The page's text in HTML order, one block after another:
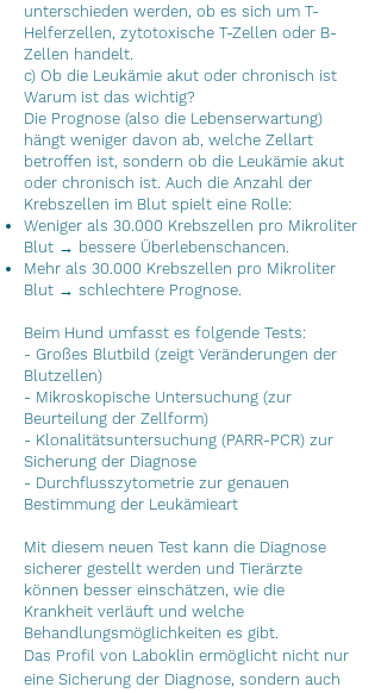
unterschieden werden, ob es sich um T-
Helferzellen, zytotoxische T-Zellen oder B-
Zellen handelt.
c) Ob die Leukämie akut oder chronisch ist
Warum ist das wichtig?
Die Prognose (also die Lebenserwartung)
hängt weniger davon ab, welche Zellart
betroffen ist, sondern ob die Leukämie akut
oder chronisch ist. Auch die Anzahl der
Krebszellen im Blut spielt eine Rolle:
Weniger als 30.000 Krebszellen pro Mikroliter
Blut → bessere Überlebenschancen.
Mehr als 30.000 Krebszellen pro Mikroliter
Blut → schlechtere Prognose.
Beim Hund umfasst es folgende Tests:
- Großes Blutbild (zeigt Veränderungen der
Blutzellen)
- Mikroskopische Untersuchung (zur
Beurteilung der Zellform)
- Klonalitätsuntersuchung (PARR-PCR) zur
Sicherung der Diagnose
- Durchflusszytometrie zur genauen
Bestimmung der Leukämieart
Mit diesem neuen Test kann die Diagnose
sicherer gestellt werden und Tierärzte
können besser einschätzen, wie die
Krankheit verläuft und welche
Behandlungsmöglichkeiten es gibt.
Das Profil von Laboklin ermöglicht nicht nur
eine Sicherung der Diagnose, sondern auch